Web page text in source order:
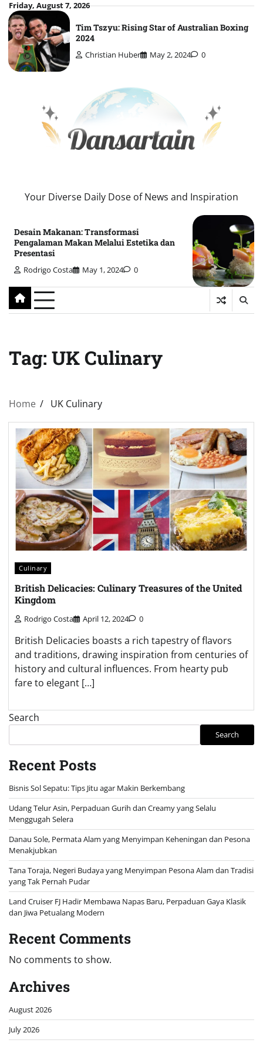
Skip
to
content
Friday, August 7, 2026
Tim Tszyu: Rising Star of Australian Boxing
2024
Christian Huber May 2, 2024 0
Your Diverse Daily Dose of News and Inspiration
Desain Makanan: Transformasi
Pengalaman Makan Melalui Estetika dan
Presentasi
Rodrigo Costa May 1, 2024 0
Tag: UK Culinary
Home UK Culinary
Culinary
British Delicacies: Culinary Treasures of the United
Kingdom
Rodrigo Costa April 12, 2024 0
British Delicacies boasts a rich tapestry of flavors
and traditions, drawing inspiration from centuries of
history and cultural influences. From hearty pub
fare to elegant […]
Search
Search
Recent Posts
Bisnis Sol Sepatu: Tips Jitu agar Makin Berkembang
Udang Telur Asin, Perpaduan Gurih dan Creamy yang Selalu
Menggugah Selera
Danau Sole, Permata Alam yang Menyimpan Keheningan dan Pesona
Menakjubkan
Tana Toraja, Negeri Budaya yang Menyimpan Pesona Alam dan Tradisi
yang Tak Pernah Pudar
Land Cruiser FJ Hadir Membawa Napas Baru, Perpaduan Gaya Klasik
dan Jiwa Petualang Modern
Recent Comments
No comments to show.
Archives
August 2026
July 2026